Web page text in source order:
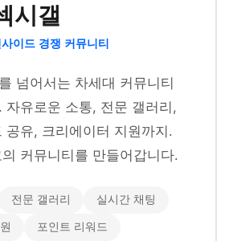
시갤
이드 경쟁 커뮤니티
넘어서는 차세대 커뮤니티
자유로운 소통, 전문 갤러리,
공유, 크리에이터 지원까지.
커뮤니티를 만들어갑니다.
전문 갤러리 실시간 채팅
포인트 리워드